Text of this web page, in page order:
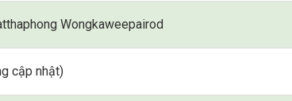
Wongkaweepairod
cập nhật)